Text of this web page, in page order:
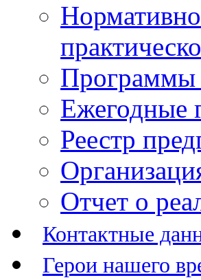
Программы
Ежегодные
Реестр
Отчет о
Контактные
Герои нашего